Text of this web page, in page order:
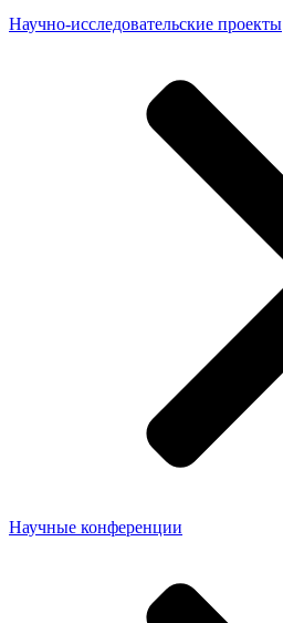
Научно-исследовательские проекты
Научные конференции